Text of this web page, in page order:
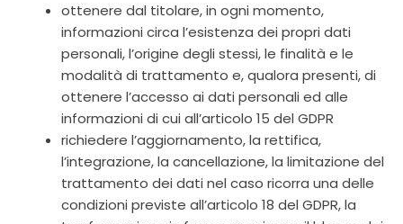
ottenere dal titolare, in ogni momento,
informazioni circa l’esistenza dei propri dati
personali, l’origine degli stessi, le finalità e le
modalità di trattamento e, qualora presenti, di
ottenere l’accesso ai dati personali ed alle
informazioni di cui all’articolo 15 del GDPR
richiedere l’aggiornamento, la rettifica,
l’integrazione, la cancellazione, la limitazione del
trattamento dei dati nel caso ricorra una delle
condizioni previste all’articolo 18 del GDPR, la